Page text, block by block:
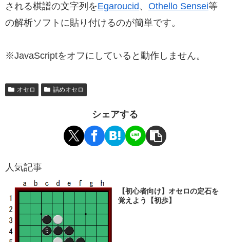
される棋譜の文字列をEgaroucid、 Othello Sensei等
の解析ソフトに貼り付けるのが簡単です。
※JavaScriptをオフにしていると動作しません。
オセロ 詰めオセロ
シェアする
人気記事
【初心者向け】オセロの定石を
覚えよう【初歩】